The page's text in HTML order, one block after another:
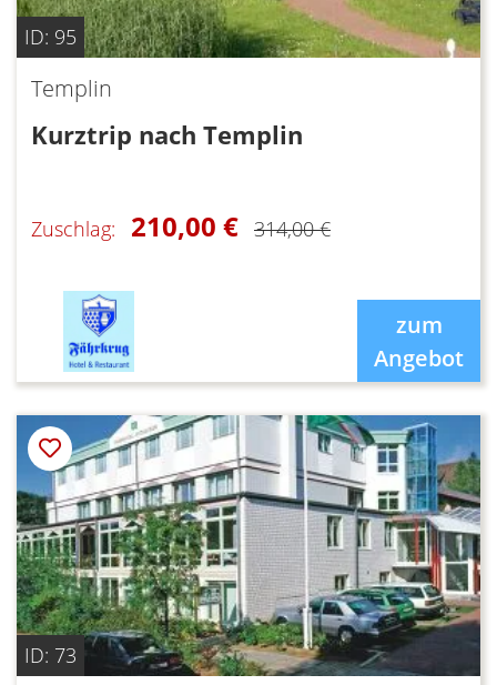
ID: 95
Templin
Kurztrip nach Templin
Zuschlag: 210,00 € 314,00 €
zum
Angebot
ID: 73